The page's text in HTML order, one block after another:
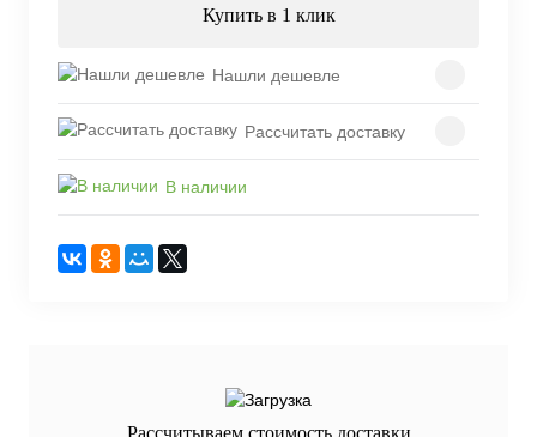
Купить в 1 клик
Нашли дешевле
Рассчитать доставку
В наличии